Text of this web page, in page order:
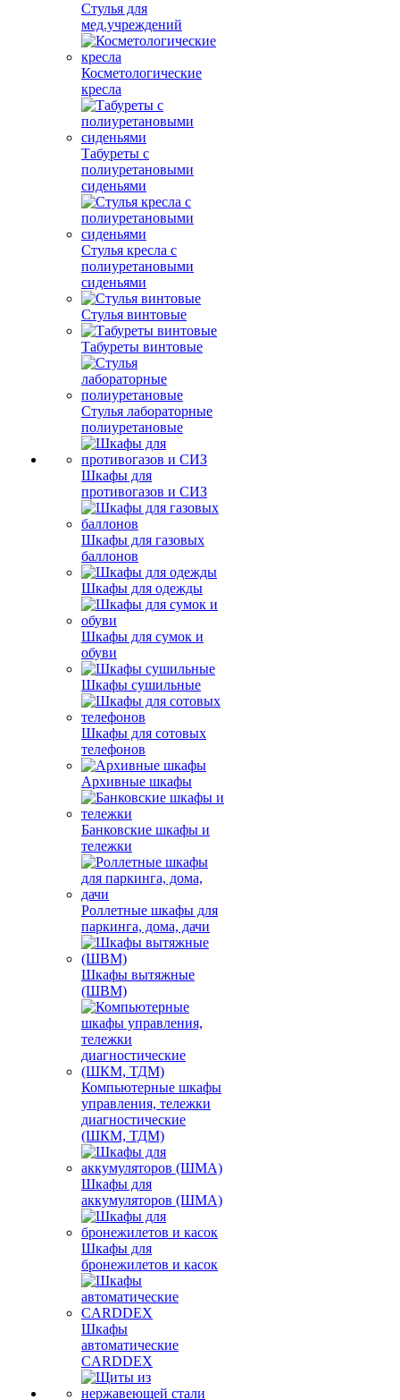
Стулья для
мед.учреждений
Косметологические
кресла
Табуреты с
полиуретановыми
сиденьями
Стулья кресла с
полиуретановыми
сиденьями
Стулья винтовые
Табуреты винтовые
Стулья лабораторные
полиуретановые
Шкафы для
противогазов и СИЗ
Шкафы для газовых
баллонов
Шкафы для одежды
Шкафы для сумок и
обуви
Шкафы сушильные
Шкафы для сотовых
телефонов
Архивные шкафы
Банковские шкафы и
тележки
Роллетные шкафы для
паркинга, дома, дачи
Шкафы вытяжные
(ШВМ)
Компьютерные шкафы
управления, тележки
диагностические
(ШКМ, ТДМ)
Шкафы для
аккумуляторов (ШМА)
Шкафы для
бронежилетов и касок
Шкафы
автоматические
CARDDEX